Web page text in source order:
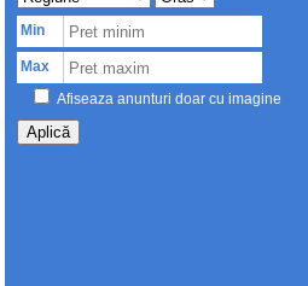
Min
Max
Afiseaza anunturi doar cu imagine
Aplică